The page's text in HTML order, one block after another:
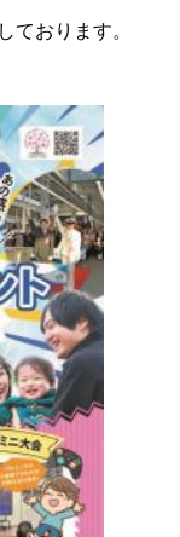
ております。